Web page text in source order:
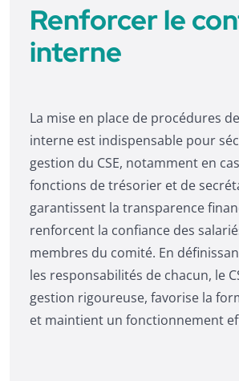
Renforcer le
interne
La mise en place de procédures
interne est indispensable pour
gestion du CSE, notamment en
fonctions de trésorier et de
garantissent la transparence
renforcent la confiance des
membres du comité. En
les responsabilités de chacun, le
gestion rigoureuse, favorise la
et maintient un fonctionnement